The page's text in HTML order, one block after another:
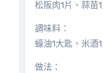
松阪肉1片、蒜苗
調味料：
蠔油1大匙、米酒
做法：